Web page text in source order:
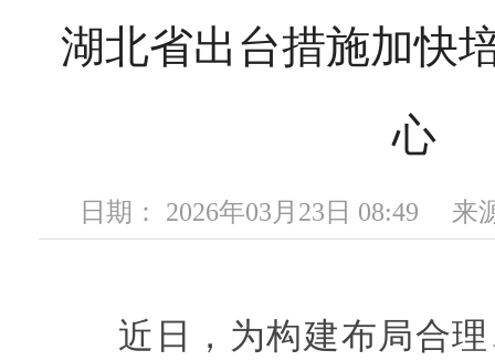
湖北省出台措施加快
心
日期： 2026年03月23日 08:49 来
近日，为构建布局合理